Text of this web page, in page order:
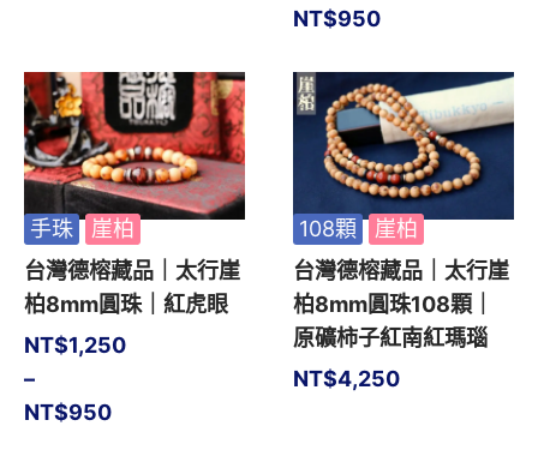
NT$950
手珠
崖柏
台灣德榕藏品｜太行崖
柏8mm圓珠｜紅虎眼
NT$950
–
NT$1,250
108顆
崖柏
台灣德榕藏品｜太行崖
柏8mm圓珠108顆｜
原礦柿子紅南紅瑪瑙
NT$4,250